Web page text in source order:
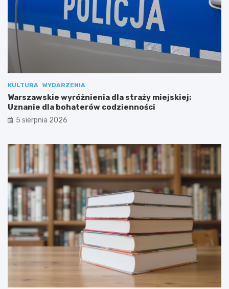
KULTURA WYDARZENIA
Warszawskie wyróżnienia dla straży miejskiej:
Uznanie dla bohaterów codzienności
5 sierpnia 2026